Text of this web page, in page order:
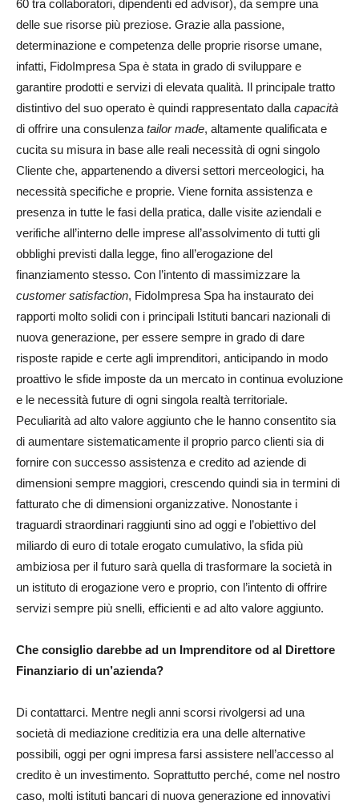
60 tra collaboratori, dipendenti ed advisor), da sempre una
delle sue risorse più preziose. Grazie alla passione,
determinazione e competenza delle proprie risorse umane,
infatti, FidoImpresa Spa è stata in grado di sviluppare e
garantire prodotti e servizi di elevata qualità. Il principale tratto
distintivo del suo operato è quindi rappresentato dalla capacità
di offrire una consulenza tailor made, altamente qualificata e
cucita su misura in base alle reali necessità di ogni singolo
Cliente che, appartenendo a diversi settori merceologici, ha
necessità specifiche e proprie. Viene fornita assistenza e
presenza in tutte le fasi della pratica, dalle visite aziendali e
verifiche all’interno delle imprese all’assolvimento di tutti gli
obblighi previsti dalla legge, fino all’erogazione del
finanziamento stesso. Con l’intento di massimizzare la
customer satisfaction, FidoImpresa Spa ha instaurato dei
rapporti molto solidi con i principali Istituti bancari nazionali di
nuova generazione, per essere sempre in grado di dare
risposte rapide e certe agli imprenditori, anticipando in modo
proattivo le sfide imposte da un mercato in continua evoluzione
e le necessità future di ogni singola realtà territoriale.
Peculiarità ad alto valore aggiunto che le hanno consentito sia
di aumentare sistematicamente il proprio parco clienti sia di
fornire con successo assistenza e credito ad aziende di
dimensioni sempre maggiori, crescendo quindi sia in termini di
fatturato che di dimensioni organizzative. Nonostante i
traguardi straordinari raggiunti sino ad oggi e l’obiettivo del
miliardo di euro di totale erogato cumulativo, la sfida più
ambiziosa per il futuro sarà quella di trasformare la società in
un istituto di erogazione vero e proprio, con l’intento di offrire
servizi sempre più snelli, efficienti e ad alto valore aggiunto.
Che consiglio darebbe ad un Imprenditore od al Direttore
Finanziario di un’azienda?
Di contattarci. Mentre negli anni scorsi rivolgersi ad una
società di mediazione creditizia era una delle alternative
possibili, oggi per ogni impresa farsi assistere nell’accesso al
credito è un investimento. Soprattutto perché, come nel nostro
caso, molti istituti bancari di nuova generazione ed innovativi